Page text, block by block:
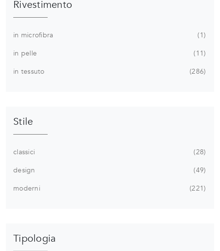
Rivestimento
in microfibra
1
in pelle
11
in tessuto
286
Stile
classici
28
design
49
moderni
221
Tipologia